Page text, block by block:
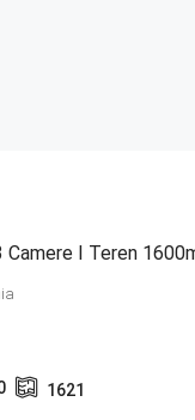
Camere I Teren
1621